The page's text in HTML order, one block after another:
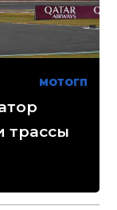
МОТОГП
трассы